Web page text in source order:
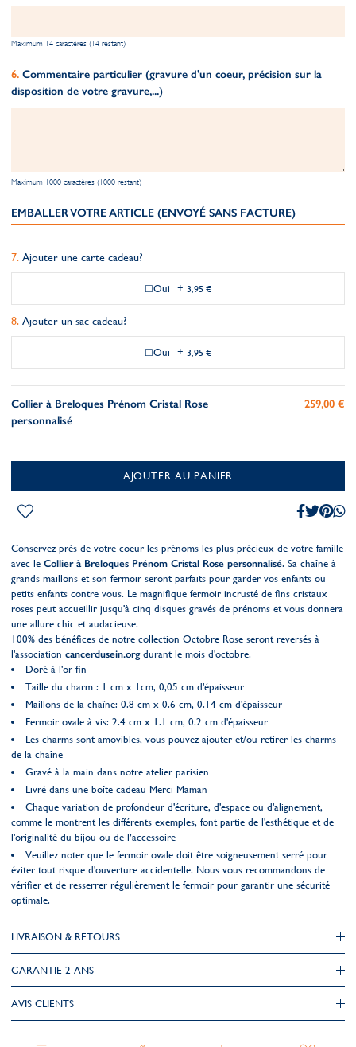
Maximum 14 caractères (14 restant)
Commentaire particulier (gravure d'un coeur, précision sur la
disposition de votre gravure,...)
Maximum 1000 caractères (1000 restant)
EMBALLER VOTRE ARTICLE (ENVOYÉ SANS FACTURE)
Ajouter une carte cadeau?
Oui + 3,95 €
Ajouter un sac cadeau?
Oui + 3,95 €
Collier à Breloques Prénom Cristal Rose
personnalisé
259,00 €
AJOUTER AU PANIER
Conservez près de votre coeur les prénoms les plus précieux de votre famille
avec le Collier à Breloques Prénom Cristal Rose personnalisé. Sa chaîne à
grands maillons et son fermoir seront parfaits pour garder vos enfants ou
petits enfants contre vous. Le magnifique fermoir incrusté de fins cristaux
roses peut accueillir jusqu'à cinq disques gravés de prénoms et vous donnera
une allure chic et audacieuse.
100% des bénéfices de notre collection Octobre Rose seront reversés à
l'association cancerdusein.orgdurant le mois d'octobre.
Doré à l'or fin
Taille du charm : 1 cm x 1cm, 0,05 cm d'épaisseur
Maillons de la chaîne: 0.8 cm x 0.6 cm, 0.14 cm d'épaisseur
Fermoir ovale à vis: 2.4 cm x 1.1 cm, 0.2 cm d'épaisseur
Les charms sont amovibles, vous pouvez ajouter et/ou retirer les charms
de la chaîne
Gravé à la main dans notre atelier parisien
Livré dans une boîte cadeau Merci Maman
Chaque variation de profondeur d'écriture, d'espace ou d'alignement,
comme le montrent les différents exemples, font partie de l'esthétique et de
l'originalité du bijou ou de l’accessoire
Veuillez noter que le fermoir ovale doit être soigneusement serré pour
éviter tout risque d'ouverture accidentelle. Nous vous recommandons de
vérifier et de resserrer régulièrement le fermoir pour garantir une sécurité
optimale.
LIVRAISON & RETOURS
GARANTIE 2 ANS
AVIS CLIENTS